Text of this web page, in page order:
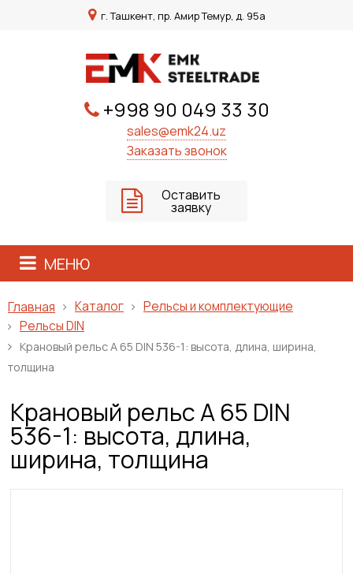
г. Ташкент, пр. Амир Темур, д. 95а
+998 90 049 33 30
sales@emk24.uz
Заказать звонок
Оставить
заявку
МЕНЮ
Главная Каталог
Рельсы и комплектующие
Рельсы DIN
Крановый рельс A 65 DIN 536-1: высота, длина, ширина,
толщина
Крановый рельс A 65 DIN
536-1: высота, длина,
ширина, толщина